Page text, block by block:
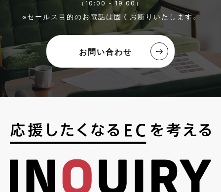
（10:00 - 19:00）
※セールス目的のお電話は固くお断りいたします。
お問い合わせ